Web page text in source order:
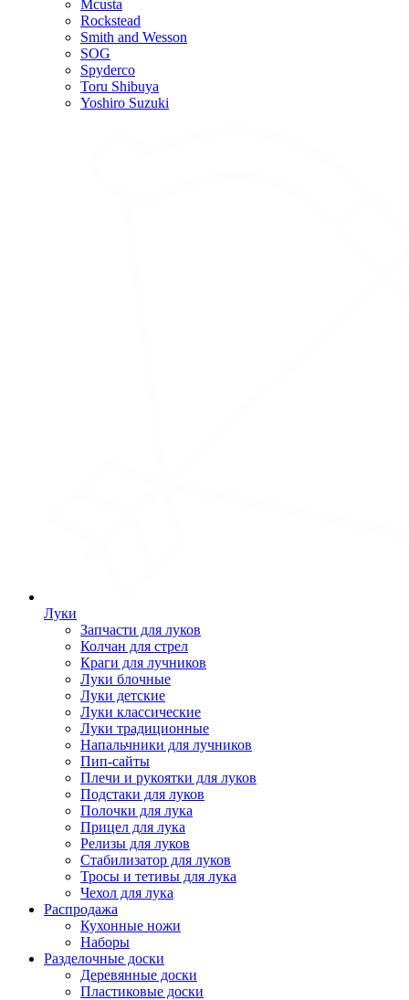
Mcusta
Rockstead
Smith and Wesson
SOG
Spyderco
Toru Shibuya
Yoshiro Suzuki
Луки
Запчасти для луков
Колчан для стрел
Краги для лучников
Луки блочные
Луки детские
Луки классические
Луки традиционные
Напальчники для лучников
Пип-сайты
Плечи и рукоятки для луков
Подстаки для луков
Полочки для лука
Прицел для лука
Релизы для луков
Стабилизатор для луков
Тросы и тетивы для лука
Чехол для лука
Распродажа
Кухонные ножи
Наборы
Разделочные доски
Деревянные доски
Пластиковые доски